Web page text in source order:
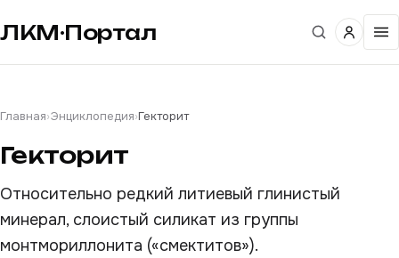
ЛКМ·Портал
Главная›Энциклопедия›Гекторит
Гекторит
Относительно редкий литиевый глинистый
минерал, слоистый силикат из группы
монтмориллонита («смектитов»).